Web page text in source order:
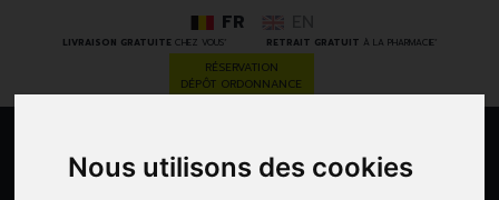
Nous utilisons des cookies
LIVRAISON GRATUITECHEZ VOUS* RETRAIT GRATUIT À LA PHARMACIE *
FR
RÉSERVATION
DÉPÔT ORDONNANCE